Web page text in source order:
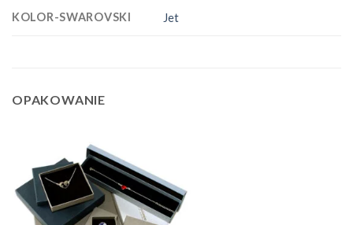
KOLOR-SWAROVSKI Jet
OPAKOWANIE